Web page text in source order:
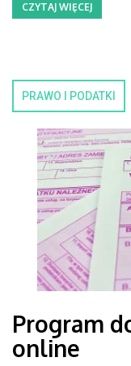
CZYTAJ WIĘCEJ
PRAWO I PODATKI
Program
online